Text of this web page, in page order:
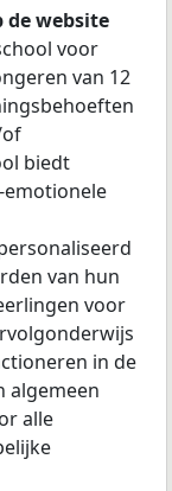
website
voor
van 12
biedt
emotionele
van hun
voor
in de
algemeen
alle